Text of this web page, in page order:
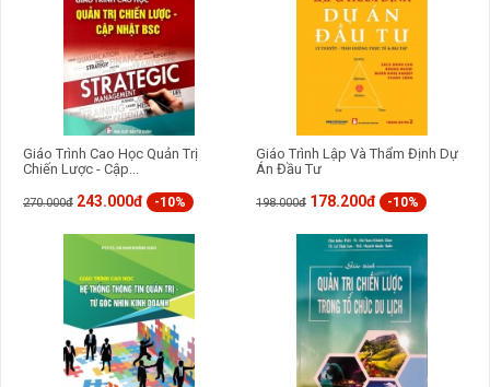
Giáo Trình Cao Học Quản Trị
Chiến Lược - Cập...
270.000đ 243.000đ -10%
Giáo Trình Lập Và Thẩm Định Dự
Án Đầu Tư
198.000đ 178.200đ -10%